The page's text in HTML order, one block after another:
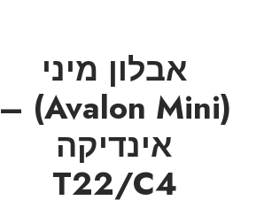
אבלון מיני
(Avalon Mini) –
אינדיקה
T22/C4